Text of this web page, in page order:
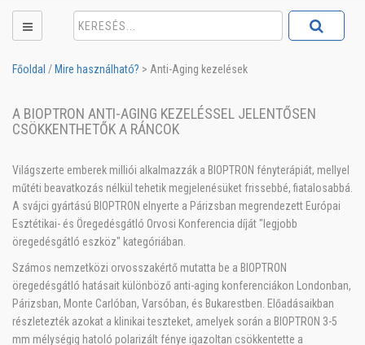
Főoldal / Mire használható? > Anti-Aging kezelések
A BIOPTRON ANTI-AGING KEZELÉSSEL JELENTŐSEN
CSÖKKENTHETŐK A RÁNCOK
Világszerte emberek milliói alkalmazzák a BIOPTRON fényterápiát, mellyel
műtéti beavatkozás nélkül tehetik megjelenésüket frissebbé, fiatalosabbá.
A svájci gyártású BIOPTRON elnyerte a Párizsban megrendezett Európai
Esztétikai- és Öregedésgátló Orvosi Konferencia díját "legjobb
öregedésgátló eszköz" kategóriában.
Számos nemzetközi orvosszakértő mutatta be a BIOPTRON
öregedésgátló hatásait különböző anti-aging konferenciákon Londonban,
Párizsban, Monte Carlóban, Varsóban, és Bukarestben. Előadásaikban
részletezték azokat a klinikai teszteket, amelyek során a BIOPTRON 3-5
mm mélységig hatoló polarizált fénye igazoltan csökkentette a